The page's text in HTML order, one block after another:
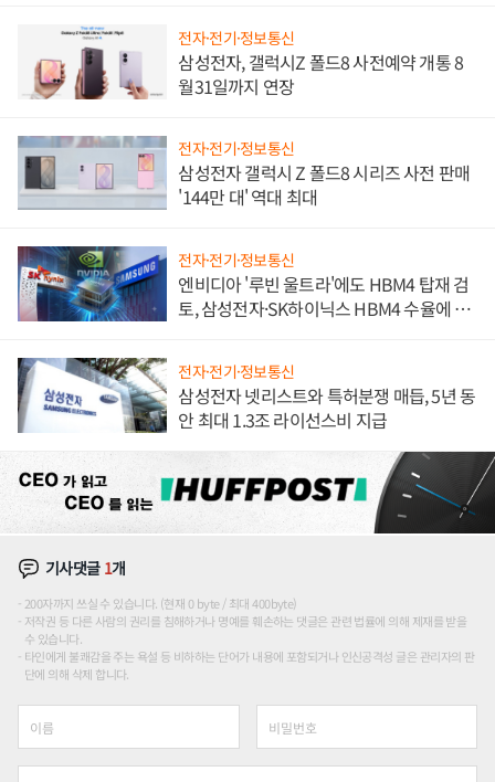
전자·전기·정보통신
삼성전자, 갤럭시Z 폴드8 사전예약 개통 8
월31일까지 연장
전자·전기·정보통신
삼성전자 갤럭시 Z 폴드8 시리즈 사전 판매
'144만 대' 역대 최대
전자·전기·정보통신
엔비디아 '루빈 울트라'에도 HBM4 탑재 검
토, 삼성전자·SK하이닉스 HBM4 수율에 주
전자·전기·정보통신
삼성전자 넷리스트와 특허분쟁 매듭, 5년 동
안 최대 1.3조 라이선스비 지급
기사댓글 1개
200자까지 쓰실 수 있습니다. (현재 0 byte / 최대 400byte)
저작권 등 다른 사람의 권리를 침해하거나 명예를 훼손하는 댓글은 관련 법률에 의해 제재를 받을
수 있습니다.
타인에게 불쾌감을 주는 욕설 등 비하하는 단어가 내용에 포함되거나 인신공격성 글은 관리자의 판
단에 의해 삭제 합니다.